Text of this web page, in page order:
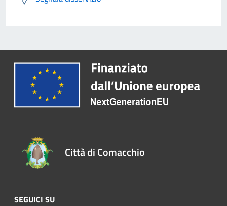
Città di Comacchio
SEGUICI SU